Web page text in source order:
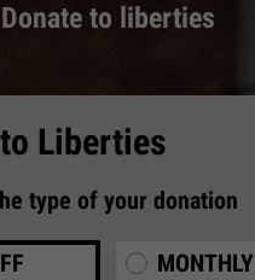
Donate to liberties
Liberties
type of your donation
MONTHLY